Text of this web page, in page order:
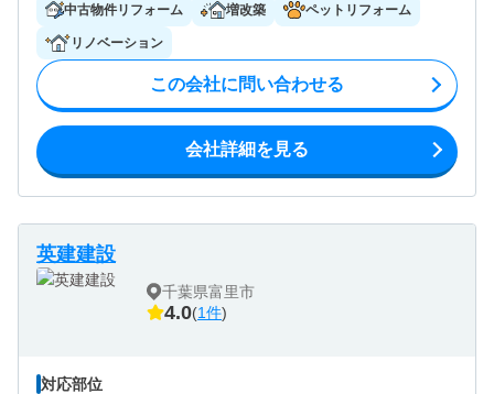
中古物件リフォーム 増改築 ペットリフォーム
リノベーション
この会社に問い合わせる
会社詳細を見る
英建建設
千葉県富里市
4.0(1件)
対応部位